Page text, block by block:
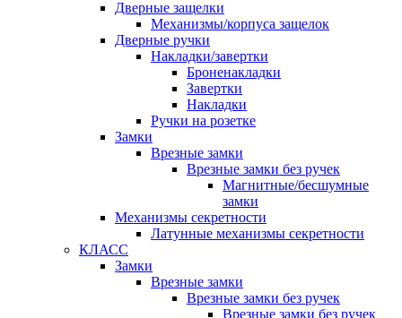
Дверные защелки
Механизмы/корпуса защелок
Дверные ручки
Накладки/завертки
Броненакладки
Завертки
Накладки
Ручки на розетке
Замки
Врезные замки
Врезные замки без ручек
Магнитные/бесшумные
замки
Механизмы секретности
Латунные механизмы секретности
КЛАСС
Замки
Врезные замки
Врезные замки без ручек
Врезные замки без ручек